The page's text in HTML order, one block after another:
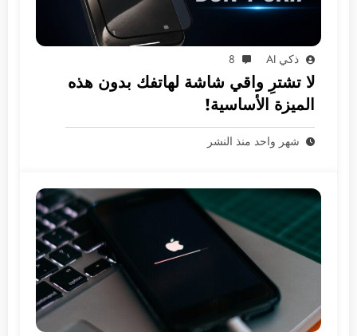
ذكي AI 8
لا تشترِ واقي شاشة لهاتفك بدون هذه
الميزة الأساسية!
شهر واحد منذ النشر